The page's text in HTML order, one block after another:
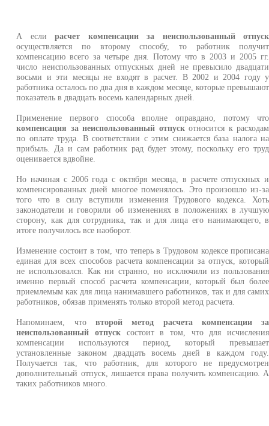
А еслирасчет компенсации за неиспользованный отпуск
осуществляется по второму способу, то работник получит
компенсацию всего за четыре дня. Потому что в 2003 и 2005 гг.
число неиспользованных отпускных дней не превысило двадцати
восьми и эти месяцы не входят в расчет. В 2002 и 2004 году у
работника осталось по два дня в каждом месяце, которые превышают
показатель в двадцать восемь календарных дней.
Применение первого способа вполне оправдано, потому что
компенсация за неиспользованный отпускотносится к расходам
по оплате труда. В соответствии с этим снижается база налога на
прибыль. Да и сам работник рад будет этому, поскольку его труд
оценивается вдвойне.
Но начиная с 2006 года с октября месяца, в расчете отпускных и
компенсированных дней многое поменялось. Это произошло из-за
того что в силу вступили изменения Трудового кодекса. Хоть
законодатели и говорили об изменениях в положениях в лучшую
сторону, как для сотрудника, так и для лица его нанимающего, в
итоге получилось все наоборот.
Изменение состоит в том, что теперь в Трудовом кодексе прописана
единая для всех способов расчета компенсации за отпуск, который
не использовался. Как ни странно, но исключили из пользования
именно первый способ расчета компенсации, который был более
приемлемым как для лица нанимавшего работников, так и для самих
работников, обязав применять только второй метод расчета.
Напоминаем, что второй метод расчета компенсации за
неиспользованный отпусксостоит в том, что для исчисления
компенсации используются период, который превышает
установленные законом двадцать восемь дней в каждом году.
Получается так, что работник, для которого не предусмотрен
дополнительный отпуск, лишается права получить компенсацию. А
таких работников много.